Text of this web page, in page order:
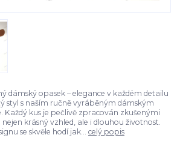
dámský opasek – elegance v každém detailu
styl s naším ručně vyráběným dámským
Každý kus je pečlivě zpracován zkušenými
krásný vzhled, ale i dlouhou životnost.
se skvěle hodí jak... celý popis